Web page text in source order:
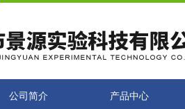
公司简介 产品中心